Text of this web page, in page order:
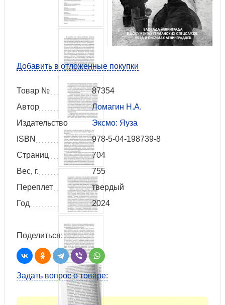
Добавить в отложенные покупки
Товар №
87354
Автор
Ломагин Н.А.
Издательство
Эксмо: Яуза
ISBN
978-5-04-198739-8
Страниц
704
Вес, г.
755
Переплет
твердый
Год
2024
Поделиться:
Задать вопрос о товаре: